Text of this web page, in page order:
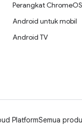
Perangkat ChromeOS
Android untuk mobil
Android TV
PlatformSemua